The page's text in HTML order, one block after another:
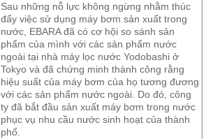
Sau những nỗ lực không ngừng nhằm thúc
đẩy việc sử dụng máy bơm sản xuất trong
nước, EBARA đã có cơ hội so sánh sản
phẩm của mình với các sản phẩm nước
ngoài tại nhà máy lọc nước Yodobashi ở
Tokyo và đã chứng minh thành công rằng
hiệu suất của máy bơm của họ tương đương
với các sản phẩm nước ngoài. Do đó, công
ty đã bắt đầu sản xuất máy bơm trong nước
phục vụ nhu cầu nước sinh hoạt của thành
phố.